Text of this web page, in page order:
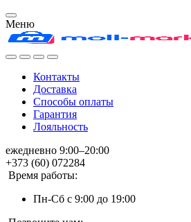
Меню
Контакты
Доставка
Способы оплаты
Гарантия
Лояльность
ежедневно 9:00–20:00
+373 (60) 072284
Время работы:
Пн-Сб с 9:00 до 19:00